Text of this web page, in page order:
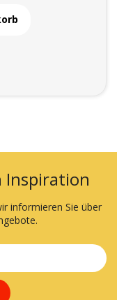
Inspiration
informieren Sie über